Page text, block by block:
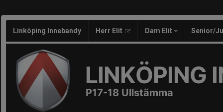
Linköping Innebandy Herr Elit Dam Elit Senior/
LINKÖPING
P17-18 Ullstämma